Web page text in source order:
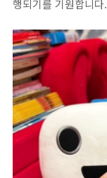
행되기를 기원합니다.